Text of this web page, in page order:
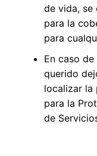
de vida, se
para la
para
En caso
querido
localizar la
para la
de